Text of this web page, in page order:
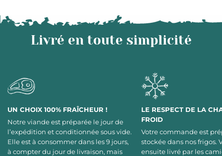
Livré en toute simplicité
UN CHOIX 100% FRAÎCHEUR !
Notre viande est préparée le jour de
l’expédition et conditionnée sous vide.
Elle est à consommer dans les 9 jours,
à compter du jour de livraison, mais
LE RESPECT DE LA
FROID
Votre commande est
stockée dans nos frigos.
ensuite livré par les